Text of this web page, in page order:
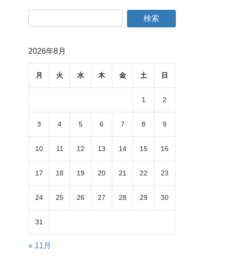
2026年8月
月 火 水 木 金 土 日
1 2
3 4 5 6 7 8 9
10 11 12 13 14 15 16
17 18 19 20 21 22 23
24 25 26 27 28 29 30
31
« 11月